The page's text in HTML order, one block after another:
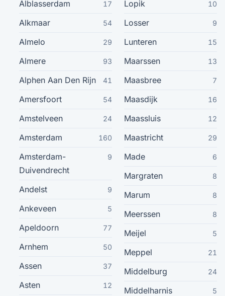
Oss
Harderwijk
Haarlem
Venlo
Alphen Aan Den Rijn
Hoogeveen
Hilversum
Alblasserdam 17
Alkmaar 54
Almelo 29
Almere 93
Alphen Aan Den Rijn 41
Amersfoort 54
Amstelveen 24
Amsterdam 160
Amsterdam-
Duivendrecht
9
Andelst 9
Ankeveen 5
Apeldoorn 77
Arnhem 50
Assen 37
Asten 12
Lopik 10
Losser 9
Lunteren 15
Maarssen 13
Maasbree 7
Maasdijk 16
Maassluis 12
Maastricht 29
Made 6
Margraten 8
Marum 8
Meerssen 8
Meijel 5
Meppel 21
Middelburg 24
Middelharnis 5